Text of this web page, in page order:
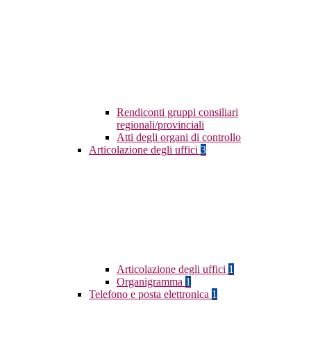
Rendiconti gruppi consiliari
regionali/provinciali
Atti degli organi di controllo
Articolazione degli uffici 3
Articolazione degli uffici 1
Organigramma 1
Telefono e posta elettronica 1